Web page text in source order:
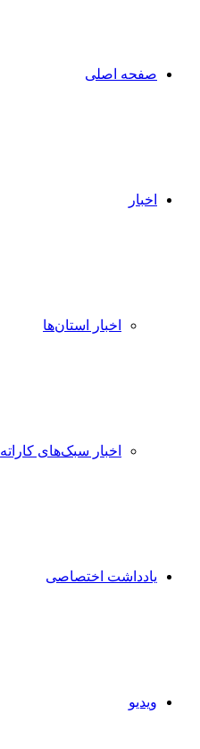
صفحه اصلی
اخبار
اخبار استان‌ها
اخبار سبک‌های کاراته
یادداشت اختصاصی
ویدیو